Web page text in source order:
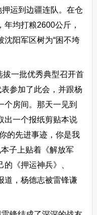
运到边疆连队。在仓
均打粮2600公斤，
沈阳军区树为“困不垮
一批优秀典型召开首
表参加了此会，并跟杨
个房间。那天一见到
出一个报纸剪贴本说
的先进事迹，你是我
子上贴着《解放军
《押运神兵》、
道，杨德志被雷锋谦